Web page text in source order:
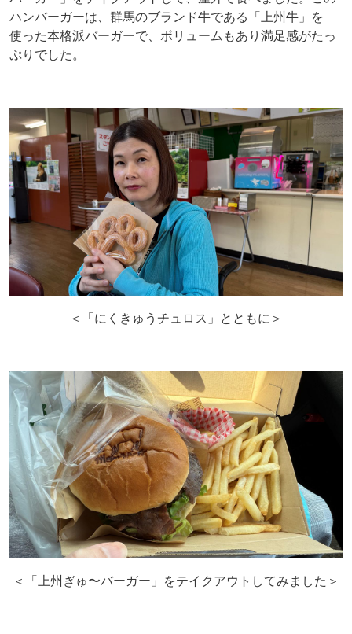
ハンバーガーは、群馬のブランド牛である「上州牛」を
使った本格派バーガーで、ボリュームもあり満足感がたっ
ぷりでした。
＜「にくきゅうチュロス」とともに＞
＜「上州ぎゅ〜バーガー」をテイクアウトしてみました＞